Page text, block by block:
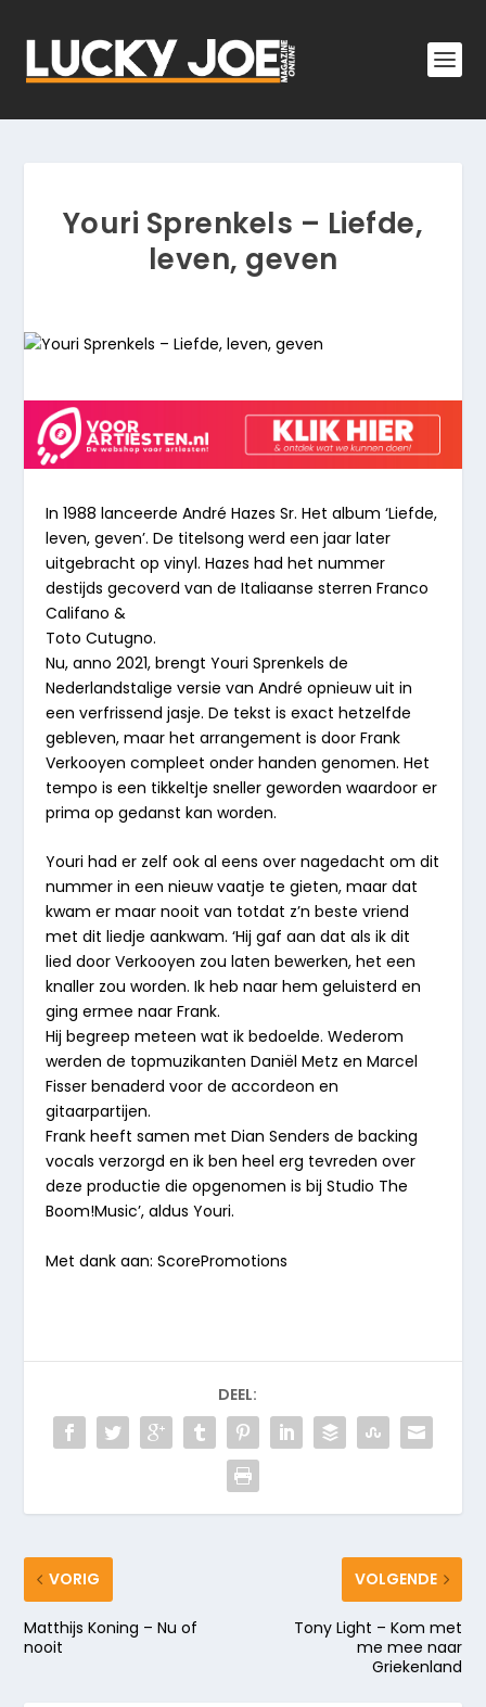
Youri Sprenkels – Liefde,
leven, geven
In 1988 lanceerde André Hazes Sr. Het album ‘Liefde,
leven, geven’. De titelsong werd een jaar later
uitgebracht op vinyl. Hazes had het nummer
destijds gecoverd van de Italiaanse sterren Franco
Califano &
Toto Cutugno.
Nu, anno 2021, brengt Youri Sprenkels de
Nederlandstalige versie van André opnieuw uit in
een verfrissend jasje. De tekst is exact hetzelfde
gebleven, maar het arrangement is door Frank
Verkooyen compleet onder handen genomen. Het
tempo is een tikkeltje sneller geworden waardoor er
prima op gedanst kan worden.
Youri had er zelf ook al eens over nagedacht om dit
nummer in een nieuw vaatje te gieten, maar dat
kwam er maar nooit van totdat z’n beste vriend
met dit liedje aankwam. ‘Hij gaf aan dat als ik dit
lied door Verkooyen zou laten bewerken, het een
knaller zou worden. Ik heb naar hem geluisterd en
ging ermee naar Frank.
Hij begreep meteen wat ik bedoelde. Wederom
werden de topmuzikanten Daniël Metz en Marcel
Fisser benaderd voor de accordeon en
gitaarpartijen.
Frank heeft samen met Dian Senders de backing
vocals verzorgd en ik ben heel erg tevreden over
deze productie die opgenomen is bij Studio The
Boom!Music’, aldus Youri.
Met dank aan: ScorePromotions
DEEL:
VORIG
Matthijs Koning – Nu of
nooit
VOLGENDE
Tony Light – Kom met
me mee naar
Griekenland